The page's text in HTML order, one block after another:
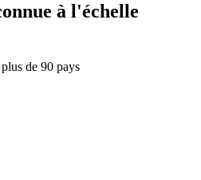
à l'échelle
de 90 pays